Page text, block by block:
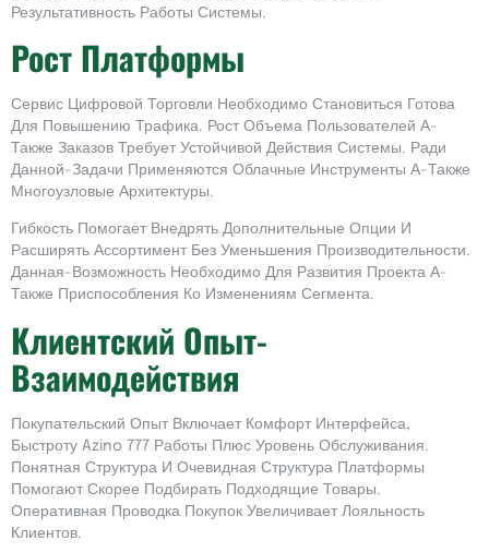
Результативность Работы Системы.
Рост Платформы
Сервис Цифровой Торговли Необходимо Становиться Готова
Для Повышению Трафика. Рост Объема Пользователей А-
Также Заказов Требует Устойчивой Действия Системы. Ради
Данной-Задачи Применяются Облачные Инструменты А-Также
Многоузловые Архитектуры.
Гибкость Помогает Внедрять Дополнительные Опции И
Расширять Ассортимент Без Уменьшения Производительности.
Данная-Возможность Необходимо Для Развития Проекта А-
Также Приспособления Ко Изменениям Сегмента.
Клиентский Опыт-
Взаимодействия
Покупательский Опыт Включает Комфорт Интерфейса,
Быстроту Azino 777 Работы Плюс Уровень Обслуживания.
Понятная Структура И Очевидная Структура Платформы
Помогают Скорее Подбирать Подходящие Товары.
Оперативная Проводка Покупок Увеличивает Лояльность
Клиентов.